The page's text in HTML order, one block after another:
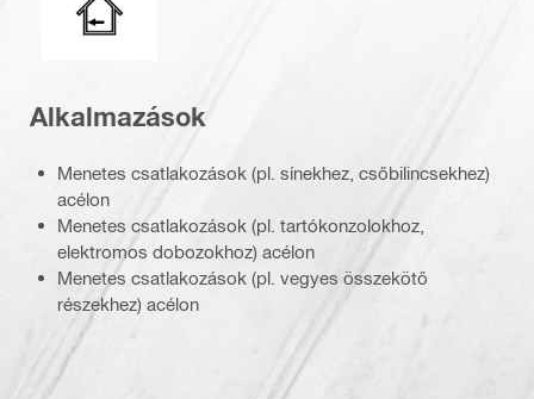
Alkalmazások
Menetes csatlakozások (pl. sínekhez, csőbilincsekhez)
acélon
Menetes csatlakozások (pl. tartókonzolokhoz,
elektromos dobozokhoz) acélon
Menetes csatlakozások (pl. vegyes összekötő
részekhez) acélon